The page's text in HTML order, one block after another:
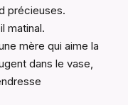
précieuses.
matinal.
mère qui aime la
dans le vase,